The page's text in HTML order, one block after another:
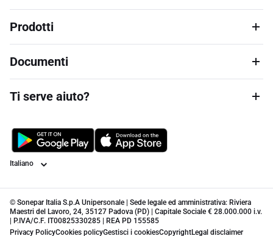
Prodotti
Documenti
Ti serve aiuto?
Lingua
© Sonepar Italia S.p.A Unipersonale | Sede legale ed amministrativa: Riviera
Maestri del Lavoro, 24, 35127 Padova (PD) | Capitale Sociale € 28.000.000 i.v.
| P.IVA/C.F. IT00825330285 | REA PD 155585
Privacy PolicyCookies policyGestisci i cookiesCopyrightLegal disclaimer